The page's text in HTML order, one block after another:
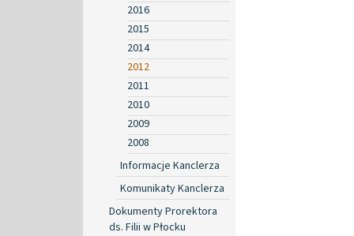
2016
2015
2014
2012
2011
2010
2009
2008
Informacje Kanclerza
Komunikaty Kanclerza
Dokumenty Prorektora
ds. Filii w Płocku